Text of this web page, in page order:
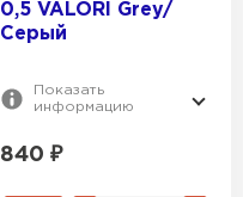
0,5 VALORI Grey/
Серый
Показать
информацию
840 ₽